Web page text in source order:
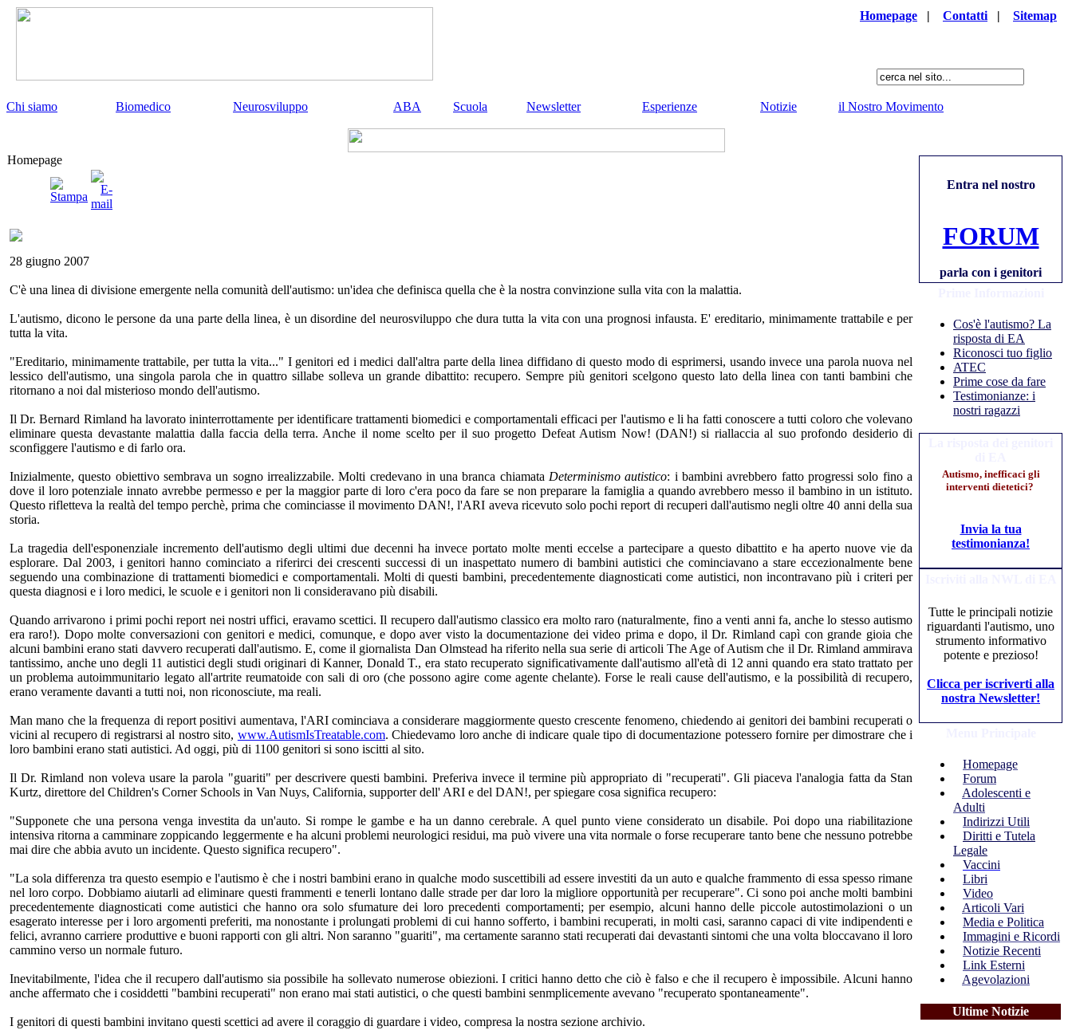
Homepage | Contatti | Sitemap
Chi siamo Biomedico Neurosviluppo ABA Scuola Newsletter Esperienze Notizie il Nostro Movimento
Homepage
28 giugno 2007
C'è una linea di divisione emergente nella comunità dell'autismo: un'idea che definisca quella che è la nostra convinzione sulla vita con la malattia.
L'autismo, dicono le persone da una parte della linea, è un disordine del neurosviluppo che dura tutta la vita con una prognosi infausta. E' ereditario, minimamente trattabile e per
tutta la vita.
"Ereditario, minimamente trattabile, per tutta la vita..." I genitori ed i medici dall'altra parte della linea diffidano di questo modo di esprimersi, usando invece una parola nuova nel
lessico dell'autismo, una singola parola che in quattro sillabe solleva un grande dibattito: recupero. Sempre più genitori scelgono questo lato della linea con tanti bambini che
ritornano a noi dal misterioso mondo dell'autismo.
Il Dr. Bernard Rimland ha lavorato ininterrottamente per identificare trattamenti biomedici e comportamentali efficaci per l'autismo e li ha fatti conoscere a tutti coloro che volevano
eliminare questa devastante malattia dalla faccia della terra. Anche il nome scelto per il suo progetto Defeat Autism Now! (DAN!) si riallaccia al suo profondo desiderio di
sconfiggere l'autismo e di farlo ora.
Inizialmente, questo obiettivo sembrava un sogno irrealizzabile. Molti credevano in una branca chiamata Determinismo autistico: i bambini avrebbero fatto progressi solo fino a
dove il loro potenziale innato avrebbe permesso e per la maggior parte di loro c'era poco da fare se non preparare la famiglia a quando avrebbero messo il bambino in un istituto.
Questo rifletteva la realtà del tempo perchè, prima che cominciasse il movimento DAN!, l'ARI aveva ricevuto solo pochi report di recuperi dall'autismo negli oltre 40 anni della sua
storia.
La tragedia dell'esponenziale incremento dell'autismo degli ultimi due decenni ha invece portato molte menti eccelse a partecipare a questo dibattito e ha aperto nuove vie da
esplorare. Dal 2003, i genitori hanno cominciato a riferirci dei crescenti successi di un inaspettato numero di bambini autistici che cominciavano a stare eccezionalmente bene
seguendo una combinazione di trattamenti biomedici e comportamentali. Molti di questi bambini, precedentemente diagnosticati come autistici, non incontravano più i criteri per
questa diagnosi e i loro medici, le scuole e i genitori non li consideravano più disabili.
Quando arrivarono i primi pochi report nei nostri uffici, eravamo scettici. Il recupero dall'autismo classico era molto raro (naturalmente, fino a venti anni fa, anche lo stesso autismo
era raro!). Dopo molte conversazioni con genitori e medici, comunque, e dopo aver visto la documentazione dei video prima e dopo, il Dr. Rimland capì con grande gioia che
alcuni bambini erano stati davvero recuperati dall'autismo. E, come il giornalista Dan Olmstead ha riferito nella sua serie di articoli The Age of Autism che il Dr. Rimland ammirava
tantissimo, anche uno degli 11 autistici degli studi originari di Kanner, Donald T., era stato recuperato significativamente dall'autismo all'età di 12 anni quando era stato trattato per
un problema autoimmunitario legato all'artrite reumatoide con sali di oro (che possono agire come agente chelante). Forse le reali cause dell'autismo, e la possibilità di recupero,
erano veramente davanti a tutti noi, non riconosciute, ma reali.
Man mano che la frequenza di report positivi aumentava, l'ARI cominciava a considerare maggiormente questo crescente fenomeno, chiedendo ai genitori dei bambini recuperati o
vicini al recupero di registrarsi al nostro sito, www.AutismIsTreatable.com. Chiedevamo loro anche di indicare quale tipo di documentazione potessero fornire per dimostrare che i
loro bambini erano stati autistici. Ad oggi, più di 1100 genitori si sono iscitti al sito.
Il Dr. Rimland non voleva usare la parola "guariti" per descrivere questi bambini. Preferiva invece il termine più appropriato di "recuperati". Gli piaceva l'analogia fatta da Stan
Kurtz, direttore del Children's Corner Schools in Van Nuys, California, supporter dell' ARI e del DAN!, per spiegare cosa significa recupero:
"Supponete che una persona venga investita da un'auto. Si rompe le gambe e ha un danno cerebrale. A quel punto viene considerato un disabile. Poi dopo una riabilitazione
intensiva ritorna a camminare zoppicando leggermente e ha alcuni problemi neurologici residui, ma può vivere una vita normale o forse recuperare tanto bene che nessuno potrebbe
mai dire che abbia avuto un incidente. Questo significa recupero".
"La sola differenza tra questo esempio e l'autismo è che i nostri bambini erano in qualche modo suscettibili ad essere investiti da un auto e qualche frammento di essa spesso rimane
nel loro corpo. Dobbiamo aiutarli ad eliminare questi frammenti e tenerli lontano dalle strade per dar loro la migliore opportunità per recuperare". Ci sono poi anche molti bambini
precedentemente diagnosticati come autistici che hanno ora solo sfumature dei loro precedenti comportamenti; per esempio, alcuni hanno delle piccole autostimolazioni o un
esagerato interesse per i loro argomenti preferiti, ma nonostante i prolungati problemi di cui hanno sofferto, i bambini recuperati, in molti casi, saranno capaci di vite indipendenti e
felici, avranno carriere produttive e buoni rapporti con gli altri. Non saranno "guariti", ma certamente saranno stati recuperati dai devastanti sintomi che una volta bloccavano il loro
cammino verso un normale futuro.
Inevitabilmente, l'idea che il recupero dall'autismo sia possibile ha sollevato numerose obiezioni. I critici hanno detto che ciò è falso e che il recupero è impossibile. Alcuni hanno
anche affermato che i cosiddetti "bambini recuperati" non erano mai stati autistici, o che questi bambini senmplicemente avevano "recuperato spontaneamente".
I genitori di questi bambini invitano questi scettici ad avere il coraggio di guardare i video, compresa la nostra sezione archivio.
Entra nel nostro
FORUM
parla con i genitori
Cos'è l'autismo? La
risposta di EA
Riconosci tuo figlio
ATEC
Prime cose da fare
Testimonianze: i
nostri ragazzi
Autismo, inefficaci gli
interventi dietetici?
Invia la tua
testimonianza!
Tutte le principali notizie
riguardanti l'autismo, uno
strumento informativo
potente e prezioso!
Clicca per iscriverti alla
nostra Newsletter!
Homepage
Forum
Adolescenti e
Adulti
Indirizzi Utili
Diritti e Tutela
Legale
Vaccini
Libri
Video
Articoli Vari
Media e Politica
Immagini e Ricordi
Notizie Recenti
Link Esterni
Agevolazioni
Ultime Notizie